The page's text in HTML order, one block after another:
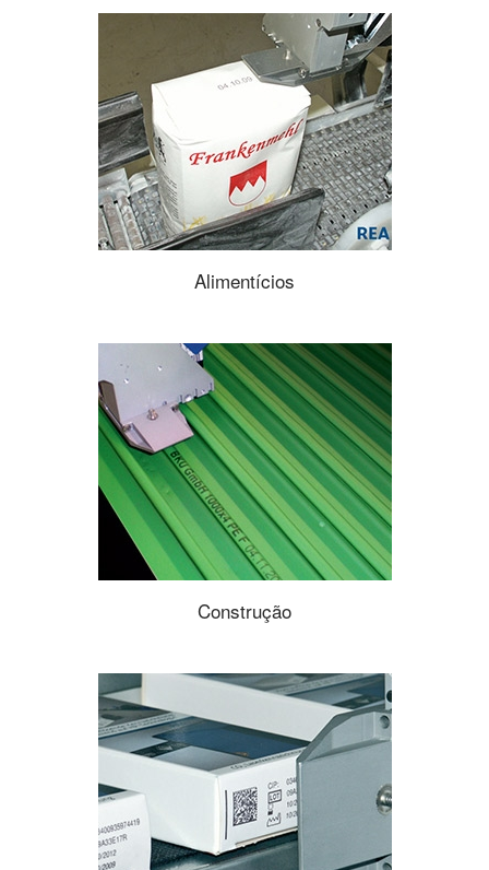
Alimentícios
Construção